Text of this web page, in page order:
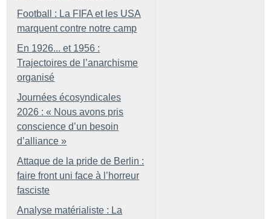
Football : La FIFA et les USA
marquent contre notre camp
En 1926... et 1956 :
Trajectoires de l’anarchisme
organisé
Journées écosyndicales
2026 : « Nous avons pris
conscience d’un besoin
d’alliance »
Attaque de la pride de Berlin :
faire front uni face à l’horreur
fasciste
Analyse matérialiste : La